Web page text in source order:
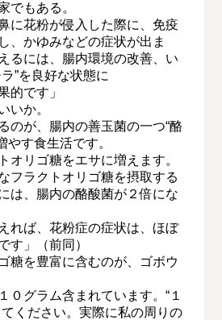
でもある。
に花粉が侵入した際に、免疫
、かゆみなどの症状が出ま
るには、腸内環境の改善、い
”を良好な状態に
的です」
いか。
のが、腸内の善玉菌の一つ“酪
やす食生活です。
オリゴ糖をエサに増えます。
フラクトオリゴ糖を摂取する
は、腸内の酪酸菌が２倍にな
れば、花粉症の症状は、ほぼ
す」（前同）
糖を豊富に含むのが、ゴボウ
０グラム含まれています。“１
てください。実際に私の周りの